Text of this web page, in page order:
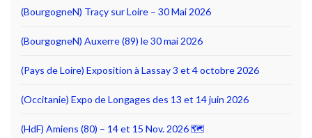
(BourgogneN) Traçy sur Loire – 30 Mai 2026
(BourgogneN) Auxerre (89) le 30 mai 2026
(Pays de Loire) Exposition à Lassay 3 et 4 octobre 2026
(Occitanie) Expo de Longages des 13 et 14 juin 2026
(HdF) Amiens (80) – 14 et 15 Nov. 2026 🗺